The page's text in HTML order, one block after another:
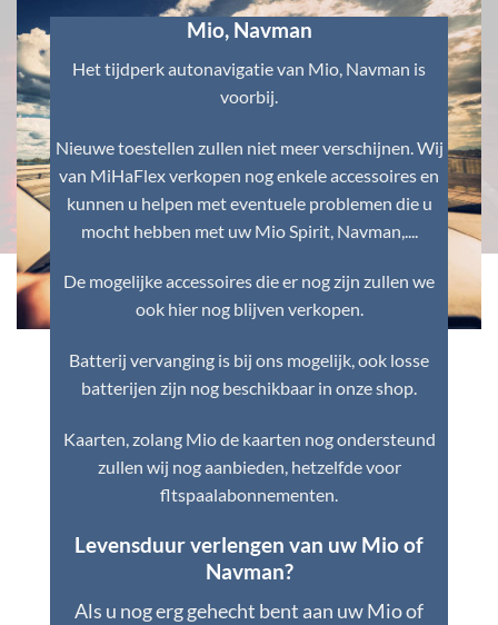
Mio, Navman
Het tijdperk autonavigatie van Mio, Navman is
voorbij.
Nieuwe toestellen zullen niet meer verschijnen. Wij
van MiHaFlex verkopen nog enkele accessoires en
kunnen u helpen met eventuele problemen die u
mocht hebben met uw Mio Spirit, Navman,....
De mogelijke accessoires die er nog zijn zullen we
ook hier nog blijven verkopen.
Batterij vervanging is bij ons mogelijk, ook losse
batterijen zijn nog beschikbaar in onze shop.
Kaarten, zolang Mio de kaarten nog ondersteund
zullen wij nog aanbieden, hetzelfde voor
fltspaalabonnementen.
Levensduur verlengen van uw Mio of
Navman?
Als u nog erg gehecht bent aan uw Mio of